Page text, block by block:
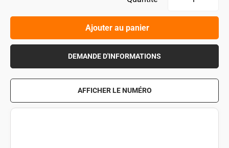
Ajouter au panier
DEMANDE D'INFORMATIONS
AFFICHER LE NUMÉRO